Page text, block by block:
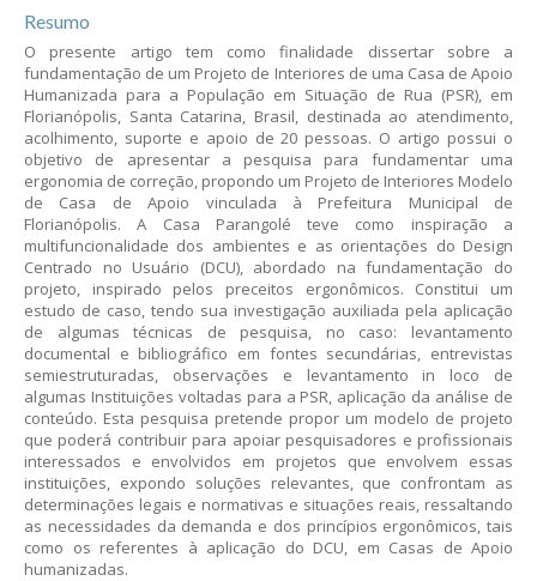
Resumo
O presente artigo tem como finalidade dissertar sobre a
fundamentação de um Projeto de Interiores de uma Casa de Apoio
Humanizada para a População em Situação de Rua (PSR), em
Florianópolis, Santa Catarina, Brasil, destinada ao atendimento,
acolhimento, suporte e apoio de 20 pessoas. O artigo possui o
objetivo de apresentar a pesquisa para fundamentar uma
ergonomia de correção, propondo um Projeto de Interiores Modelo
de Casa de Apoio vinculada à Prefeitura Municipal de
Florianópolis. A Casa Parangolé teve como inspiração a
multifuncionalidade dos ambientes e as orientações do Design
Centrado no Usuário (DCU), abordado na fundamentação do
projeto, inspirado pelos preceitos ergonômicos. Constitui um
estudo de caso, tendo sua investigação auxiliada pela aplicação
de algumas técnicas de pesquisa, no caso: levantamento
documental e bibliográfico em fontes secundárias, entrevistas
semiestruturadas, observações e levantamento in loco de
algumas Instituições voltadas para a PSR, aplicação da análise de
conteúdo. Esta pesquisa pretende propor um modelo de projeto
que poderá contribuir para apoiar pesquisadores e profissionais
interessados e envolvidos em projetos que envolvem essas
instituições, expondo soluções relevantes, que confrontam as
determinações legais e normativas e situações reais, ressaltando
as necessidades da demanda e dos princípios ergonômicos, tais
como os referentes à aplicação do DCU, em Casas de Apoio
humanizadas.